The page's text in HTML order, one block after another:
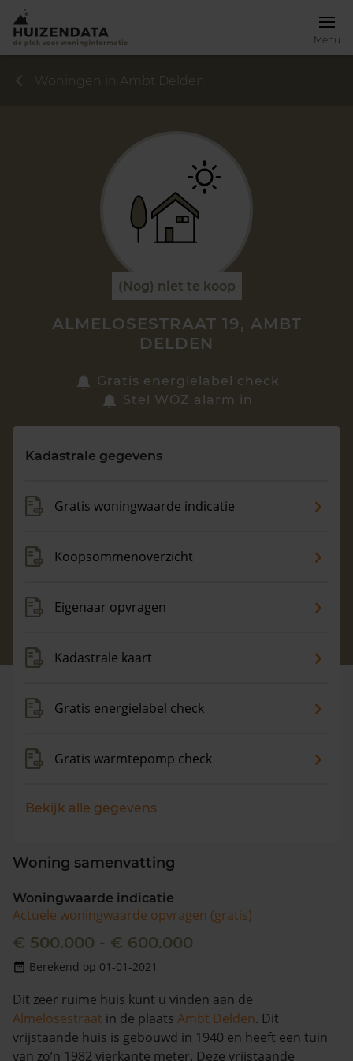
Menu
Vragen? Neem contact met ons op
088 220 4200
Woningen in Ambt Delden
(Nog) niet te koop
ALMELOSESTRAAT 19, AMBT
DELDEN
Gratis energielabel check
Stel WOZ alarm in
Kadastrale gegevens
Gratis woningwaarde indicatie
Koopsommenoverzicht
Eigenaar opvragen
Kadastrale kaart
Gratis energielabel check
Gratis warmtepomp check
Bekijk alle gegevens
Woning samenvatting
Woningwaarde indicatie
Actuele woningwaarde opvragen (gratis)
€ 500.000 - € 600.000
Berekend op 01-01-2021
Dit zeer ruime huis kunt u vinden aan de
Almelosestraat in de plaats Ambt Delden. Dit
vrijstaande huis is gebouwd in 1940 en heeft een tuin
van zo’n 1982 vierkante meter. Deze vrijstaande